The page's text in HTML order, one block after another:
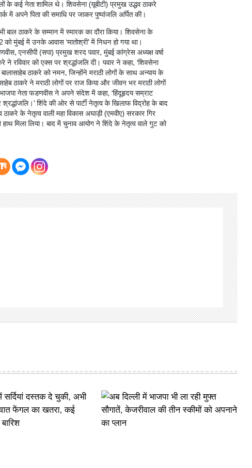
के कई नेता शामिल थे। शिवसेना (यूबीटी) प्रमुख उद्धव ठाकरे
में अपने पिता की समाधि पर जाकर पुष्पांजलि अर्पित की।
बाल ठाकरे के सम्मान में स्मारक का दौरा किया। शिवसेना के
मुंबई में उनके आवास ‘मातोश्री’ में निधन हो गया था।
एनसीपी (सपा) प्रमुख शरद पवार, मुंबई कांग्रेस अध्यक्ष वर्षा
रविवार को एक्स पर श्रद्धांजलि दी। पवार ने कहा, ‘शिवसेना
ठाकरे को नमन, जिन्होंने मराठी लोगों के साथ अन्याय के
ठाकरे ने मराठी लोगों पर राज किया और जीवन भर मराठी लोगों
नेता फडणवीस ने अपने संदेश में कहा, ‘हिंदूहृदय सम्राट
शिंदे की ओर से पार्टी नेतृत्व के खिलाफ विद्रोह के बाद
के नेतृत्व वाली महा विकास अघाड़ी (एमवीए) सरकार गिर
मिला लिया। बाद में चुनाव आयोग ने शिंदे के नेतृत्व वाले गुट को